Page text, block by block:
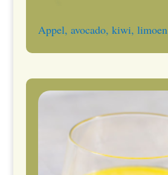
Appel, avocado, kiwi, limoen